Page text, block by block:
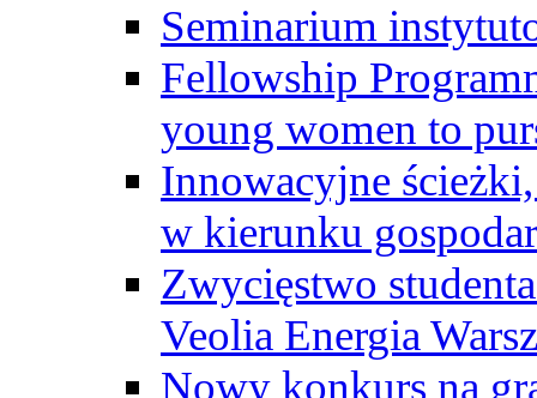
Seminarium
Fellowship
young women to
Innowacyjne
w kierunku
Zwycięstwo
Veolia Energia
Nowy konkurs na